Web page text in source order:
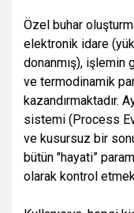
Özel buhar
elektronik idare
donanmış), işlemin
ve termodinamik
kazandırmaktadır.
sistemi (Process
ve kusursuz bir
bütün "hayati”
olarak kontrol